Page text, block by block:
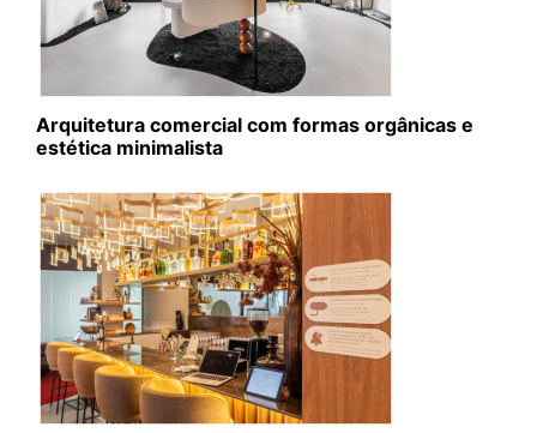
Arquitetura comercial com formas orgânicas e
estética minimalista